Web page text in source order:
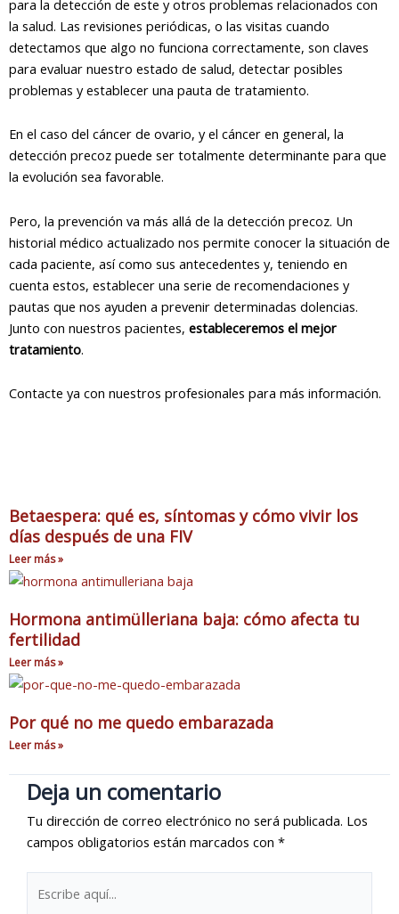
para la detección de este y otros problemas relacionados con
la salud. Las revisiones periódicas, o las visitas cuando
detectamos que algo no funciona correctamente, son claves
para evaluar nuestro estado de salud, detectar posibles
problemas y establecer una pauta de tratamiento.
En el caso del cáncer de ovario, y el cáncer en general, la
detección precoz puede ser totalmente determinante para que
la evolución sea favorable.
Pero, la prevención va más allá de la detección precoz. Un
historial médico actualizado nos permite conocer la situación de
cada paciente, así como sus antecedentes y, teniendo en
cuenta estos, establecer una serie de recomendaciones y
pautas que nos ayuden a prevenir determinadas dolencias.
Junto con nuestros pacientes, estableceremos el mejor
tratamiento.
Contacte ya con nuestros profesionales para más información.
Betaespera: qué es, síntomas y cómo vivir los
días después de una FIV
Leer más »
Hormona antimülleriana baja: cómo afecta tu
fertilidad
Leer más »
Por qué no me quedo embarazada
Leer más »
Deja un comentario
Tu dirección de correo electrónico no será publicada. Los
campos obligatorios están marcados con *
aquí...